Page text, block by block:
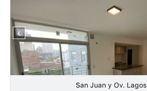
‹
San Juan y Ov. Lagos